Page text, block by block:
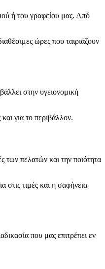
ή του γραφείου μας. Από
ώρες που ταιριάζουν
στην υγειονομική
για το περιβάλλον.
των πελατών και την ποιότητα
στις τιμές και η σαφήνεια
που μας επιτρέπει εν